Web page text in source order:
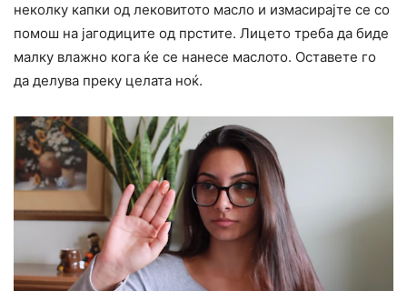
неколку капки од лековитото масло и измасирајте се со
помош на јагодиците од прстите. Лицето треба да биде
малку влажно кога ќе се нанесе маслото. Оставете го
да делува преку целата ноќ.